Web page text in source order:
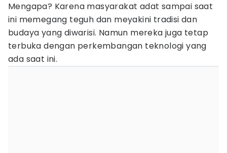
Mengapa? Karena masyarakat adat sampai saat
ini memegang teguh dan meyakini tradisi dan
budaya yang diwarisi. Namun mereka juga tetap
terbuka dengan perkembangan teknologi yang
ada saat ini.